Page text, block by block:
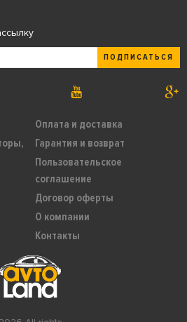
Оплата и доставка
Гарантия и возврат
Пользовательское
соглашение
Договор оферты
О компании
Контакты
ПОДПИСАТЬСЯ